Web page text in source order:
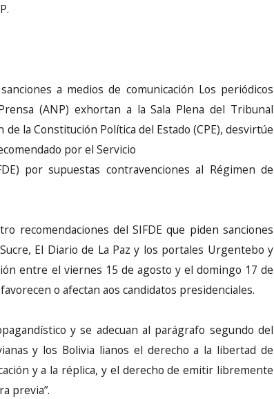
a medios de comunicación Los periódicos
(ANP) exhortan a la Sala Plena del Tribunal
la Constitución Política del Estado (CPE), desvirtúe
por el Servicio
por supuestas contravenciones al Régimen de
recomendaciones del SIFDE que piden sanciones
El Diario de La Paz y los portales Urgentebo y
entre el viernes 15 de agosto y el domingo 17 de
o afectan aos candidatos presidenciales.
y se adecuan al parágrafo segundo del
y los Bolivia lianos el derecho a la libertad de
y a la réplica, y el derecho de emitir libremente
previa”.